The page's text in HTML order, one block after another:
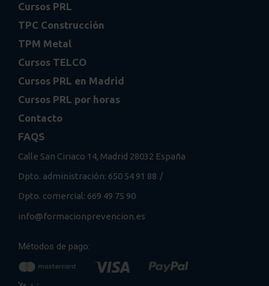
Cursos PRL
TPC Construcción
TPM Metal
Cursos TELCO
Cursos PRL en Madrid
Cursos PRL por horas
Contacto
FAQS
Calle San Ciriaco 14, Madrid 28032 España
Dpto. administración: 650 54 91 88 /
Dpto. comercial: 669 49 75 90
info@formacionprevencion.es
Métodos de pago: